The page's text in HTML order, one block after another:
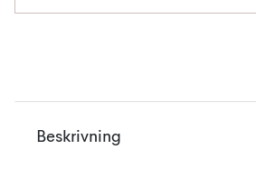
Beskrivning